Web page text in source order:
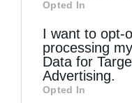
Downstream
disclose it to
Opted In
I want to opt-
processing
Data for
Advertising.
Opted In
Ετήσιο Μνημόσυνο
Κορίνθου κυρού